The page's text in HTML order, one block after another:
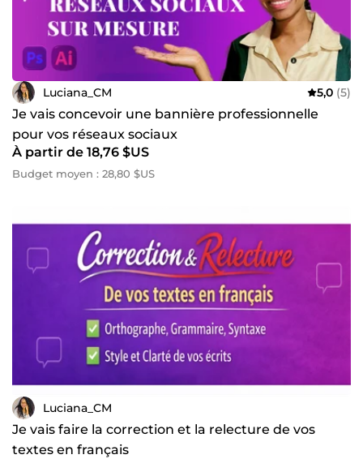
Luciana_CM 5,0 (5)
Je vais concevoir une bannière professionnelle
pour vos réseaux sociaux
À partir de 18,76 $US
Budget moyen : 28,80 $US
Luciana_CM
Je vais faire la correction et la relecture de vos
textes en français